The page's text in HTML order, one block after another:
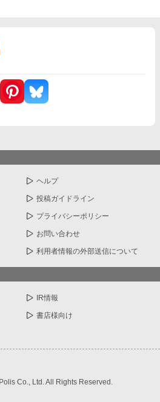
―― 「…ほんとは、ずっと前か
り危険な主従ラブストーリー。
ヘルプ
投稿ガイドライン
プライバシーポリシー
お問い合わせ
利用者情報の外部送信について
IR情報
書店様向け
Co., Ltd. All Rights Reserved.